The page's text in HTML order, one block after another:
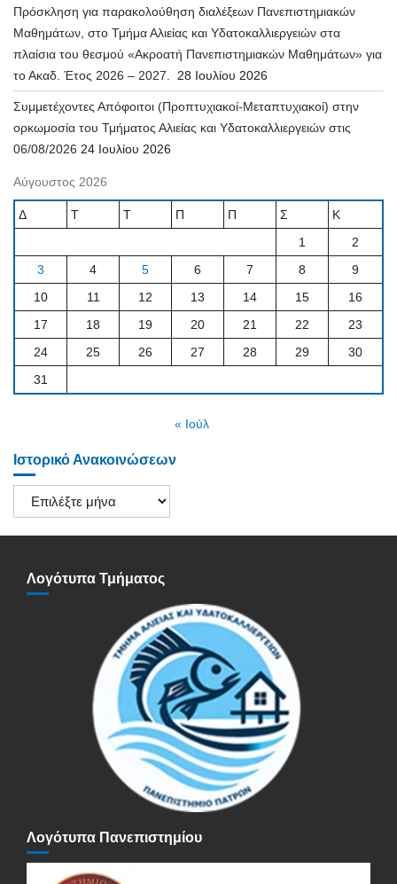
Πρόσκληση για παρακολούθηση διαλέξεων Πανεπιστημιακών
Μαθημάτων, στο Τμήμα Αλιείας και Υδατοκαλλιεργειών στα
πλαίσια του θεσμού «Ακροατή Πανεπιστημιακών Μαθημάτων» για
το Ακαδ. Έτος 2026 – 2027.
28 Ιουλίου 2026
Συμμετέχοντες Απόφοιτοι (Προπτυχιακοί-Μεταπτυχιακοί) στην
ορκωμοσία του Τμήματος Αλιείας και Υδατοκαλλιεργειών στις
06/08/2026 24 Ιουλίου 2026
Αύγουστος 2026
Δ Τ Τ Π Π Σ
Κ
1
2
3
4 5 6 7 8
9
10
11 12 13 14 15
16
17
18 19 20 21 22
23
24
25 26 27 28 29
30
31
« Ιούλ
Ιστορικό Ανακοινώσεων
Ιστορικό
Ανακοινώσεων
Λογότυπα Τμήματος
Λογότυπα Πανεπιστημίου